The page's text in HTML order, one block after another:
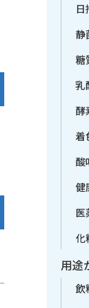
日
静
糖
乳
酵
着
酸
健
医
化
用途
飲